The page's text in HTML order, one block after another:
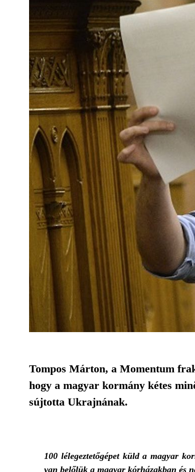
Tompos Márton, a Momentum
hogy a magyar kormány kétes
sújtotta Ukrajnának.
100 lélegeztetőgépet küld a magyar
van belőlük a magyar kórházakban és